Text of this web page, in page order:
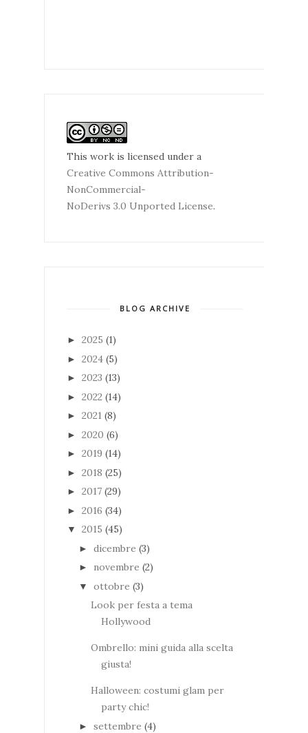
This work is licensed under a
Creative Commons Attribution-
NonCommercial-
NoDerivs 3.0 Unported License.
BLOG ARCHIVE
► 2025 (1)
► 2024 (5)
► 2023 (13)
► 2022 (14)
► 2021 (8)
► 2020 (6)
► 2019 (14)
► 2018 (25)
► 2017 (29)
► 2016 (34)
▼ 2015 (45)
► dicembre (3)
► novembre (2)
▼ ottobre (3)
Look per festa a tema
Hollywood
Ombrello: mini guida alla scelta
giusta!
Halloween: costumi glam per
party chic!
► settembre (4)